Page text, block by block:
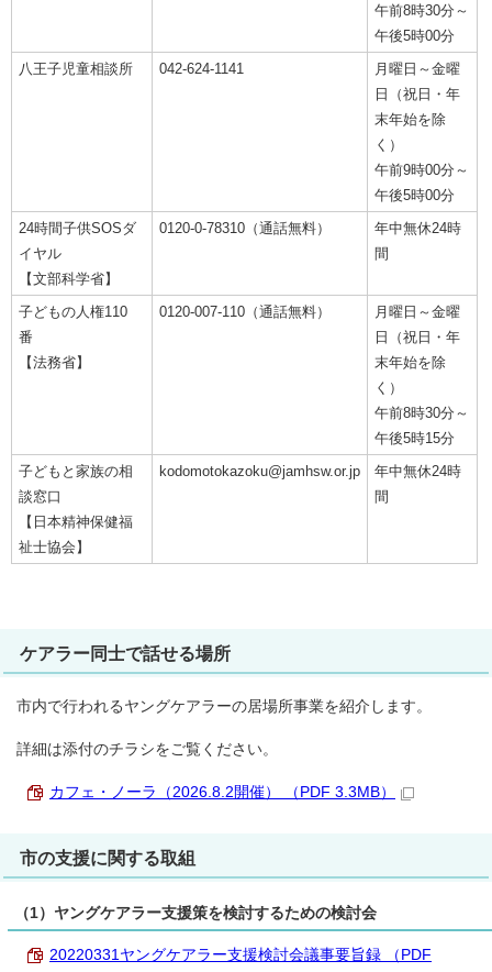
午前8時30分～
午後5時00分
八王子児童相談所
042-624-1141
月曜日～金曜
日（祝日・年
末年始を除
く）
午前9時00分～
午後5時00分
24時間子供SOSダ
イヤル
【文部科学省】
0120-0-78310（通話無料）
年中無休24時
間
子どもの人権110
番
【法務省】
0120-007-110（通話無料）
月曜日～金曜
日（祝日・年
末年始を除
く）
午前8時30分～
午後5時15分
子どもと家族の相
談窓口
【日本精神保健福
祉士協会】
kodomotokazoku@jamhsw.or.jp
年中無休24時
間
ケアラー同士で話せる場所
市内で行われるヤングケアラーの居場所事業を紹介します。
詳細は添付のチラシをご覧ください。
カフェ・ノーラ（2026.8.2開催） （PDF 3.3MB）
市の支援に関する取組
（1）ヤングケアラー支援策を検討するための検討会
20220331ヤングケアラー支援検討会議事要旨録 （PDF